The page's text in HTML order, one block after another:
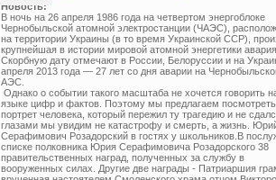
Новость:
В ночь на 26 апреля 1986 года на четвертом энергоблоке
Чернобыльской атомной электростанции (ЧАЭС),
на территории Украины (в то время Украинской ССР),
крупнейшая в истории мировой атомной энергетики
Скорбную дату отмечают в России, Белоруссии и на
апреля 2013 года — 27 лет со дня аварии на
АЭС.
Однако о событии такого масштаба не хочется говорить
языке цифр и фактов. Поэтому мы предлагаем
портрет человека, который пережил ту трагедию и не
глазами мы увидим не катастрофу и смерть, а жизнь.
Серафимович Розадорский в гостях у школьников.В
списке полковника Юрия Серафимовича Розадорского 38
правительственных наград, полученных за службу в
вооруженных силах. Другие две награды - Патриаршия